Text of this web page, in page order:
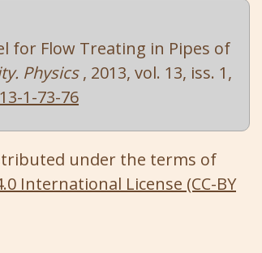
for Flow Treating in Pipes of
Physics, 2013, vol. 13, iss. 1,
1-73-76
under the terms of
International License (CC-BY